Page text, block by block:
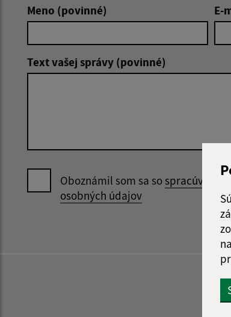
Meno (povinné) E-
Text vašej správy (povinné)
Oboznámil som sa sospracúvaním
osobných údajov